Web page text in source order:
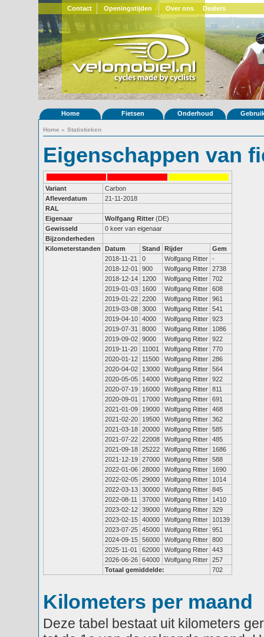
Contact Openingstijden Over ons Dealers
Home Fietsen Onderhoud
Home » Statistieken
Eigenschappen van
Variant
Carbon
Afleverdatum
21-11-2018
RAL
Eigenaar
Wolfgang Ritter (DE)
Gewisseld
0 keer van eigenaar
Bijzonderheden
Kilometerstanden
Datum Stand Rijder
Gem
2018-11-21
0 Wolfgang Ritter -
2018-12-01
900 Wolfgang Ritter 2738
2018-12-14
1200 Wolfgang Ritter 702
2019-01-03
1600 Wolfgang Ritter 608
2019-01-22 2200 Wolfgang Ritter 961
2019-03-08 3000 Wolfgang Ritter 541
2019-04-10 4000 Wolfgang Ritter 923
2019-07-31
8000 Wolfgang Ritter
1086
2019-09-02 9000 Wolfgang Ritter 922
2019-11-20
11001 Wolfgang Ritter 770
2020-01-12
11500 Wolfgang Ritter 286
2020-04-02
13000 Wolfgang Ritter 564
2020-05-05
14000 Wolfgang Ritter 922
2020-07-19
16000 Wolfgang Ritter 811
2020-09-01
17000 Wolfgang Ritter 691
2021-01-09
19000 Wolfgang Ritter 468
2021-02-20
19500 Wolfgang Ritter 362
2021-03-18 20000 Wolfgang Ritter 585
2021-07-22 22008 Wolfgang Ritter 485
2021-09-18 25222 Wolfgang Ritter
1686
2021-12-19 27000 Wolfgang Ritter 588
2022-01-06 28000 Wolfgang Ritter
1690
2022-02-05 29000 Wolfgang Ritter
1014
2022-03-13 30000 Wolfgang Ritter 845
2022-08-11
37000 Wolfgang Ritter
1410
2023-02-12 39000 Wolfgang Ritter 329
2023-02-15 40000 Wolfgang Ritter
10139
2023-07-25 45000 Wolfgang Ritter 951
2024-09-15 56000 Wolfgang Ritter 800
2025-11-01
62000 Wolfgang Ritter 443
2026-06-26 64000 Wolfgang Ritter 257
Totaal gemiddelde:
702
Kilometers per maand
Deze tabel bestaat uit kilometers